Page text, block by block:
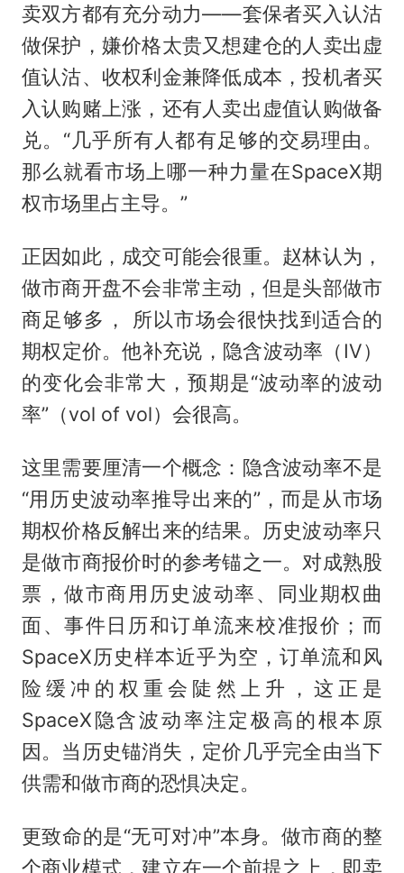
卖双方都有充分动力——套保者买入认沽
做保护，嫌价格太贵又想建仓的人卖出虚
值认沽、收权利金兼降低成本，投机者买
入认购赌上涨，还有人卖出虚值认购做备
兑。“几乎所有人都有足够的交易理由。
那么就看市场上哪一种力量在SpaceX期
权市场里占主导。”
正因如此，成交可能会很重。赵林认为，
做市商开盘不会非常主动，但是头部做市
商足够多， 所以市场会很快找到适合的
期权定价。他补充说，隐含波动率（IV）
的变化会非常大，预期是“波动率的波动
率”（vol of vol）会很高。
这里需要厘清一个概念：隐含波动率不是
“用历史波动率推导出来的”，而是从市场
期权价格反解出来的结果。历史波动率只
是做市商报价时的参考锚之一。对成熟股
票，做市商用历史波动率、同业期权曲
面、事件日历和订单流来校准报价；而
SpaceX历史样本近乎为空，订单流和风
险缓冲的权重会陡然上升，这正是
SpaceX隐含波动率注定极高的根本原
因。当历史锚消失，定价几乎完全由当下
供需和做市商的恐惧决定。
更致命的是“无可对冲”本身。做市商的整
个商业模式，建立在一个前提之上，即卖